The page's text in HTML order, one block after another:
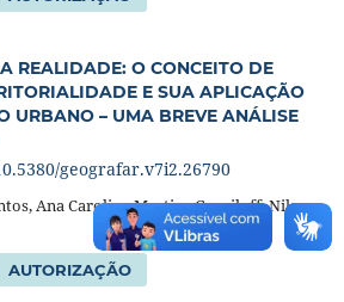
REALIDADE: O CONCEITO DE
E SUA APLICAÇÃO
URBANO – UMA BREVE ANÁLISE
geografar.v7i2.26790
Ana Carolina Martins Gavriloff, Nilson
AUTORIZAÇÃO